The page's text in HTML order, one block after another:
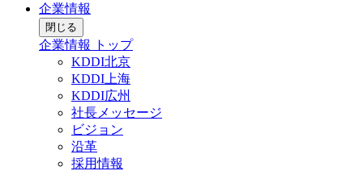
企業情報
閉じる
企業情報 トップ
KDDI北京
KDDI上海
KDDI広州
社長メッセージ
ビジョン
沿革
採用情報